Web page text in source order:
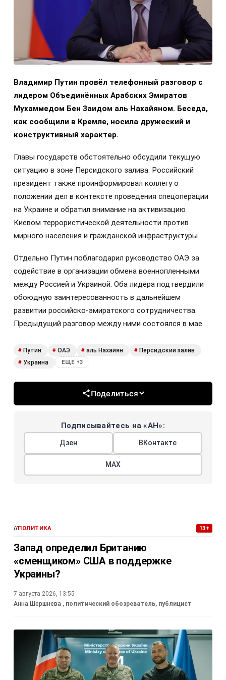
Владимир Путин провёл телефонный разговор с
лидером Объединённых Арабских Эмиратов
Мухаммедом Бен Заидом аль Нахайяном. Беседа,
как сообщили в Кремле, носила дружеский и
конструктивный характер.
Главы государств обстоятельно обсудили текущую
ситуацию в зоне Персидского залива. Российский
президент также проинформировал коллегу о
положении дел в контексте проведения спецоперации
на Украине и обратил внимание на активизацию
Киевом террористической деятельности против
мирного населения и гражданской инфраструктуры.
Отдельно Путин поблагодарил руководство ОАЭ за
содействие в организации обмена военнопленными
между Россией и Украиной. Оба лидера подтвердили
обоюдную заинтересованность в дальнейшем
развитии российско-эмиратского сотрудничества.
Предыдущий разговор между ними состоялся в мае.
# Путин # ОАЭ # аль Нахайян # Персидский залив
# Украина ЕЩЕ +3
Поделиться
Подписывайтесь на «АН»:
Дзен ВКонтакте
МАХ
//ПОЛИТИКА 13+
Запад определил Британию
«сменщиком» США в поддержке
Украины?
7 августа 2026, 13:55
Анна Шершнева , политический обозреватель, публицист